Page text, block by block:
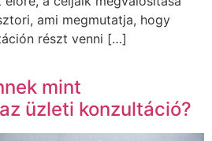
ami megmutatja, hogy
részt venni […]
mint
üzleti konzultáció?